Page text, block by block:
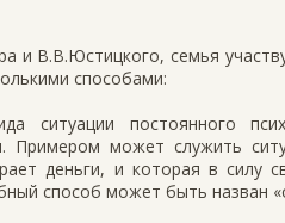
и В.В.Юстицкого, семья
способами:
ситуации постоянного
Примером может служить
деньги, и которая в силу
способ может быть назван